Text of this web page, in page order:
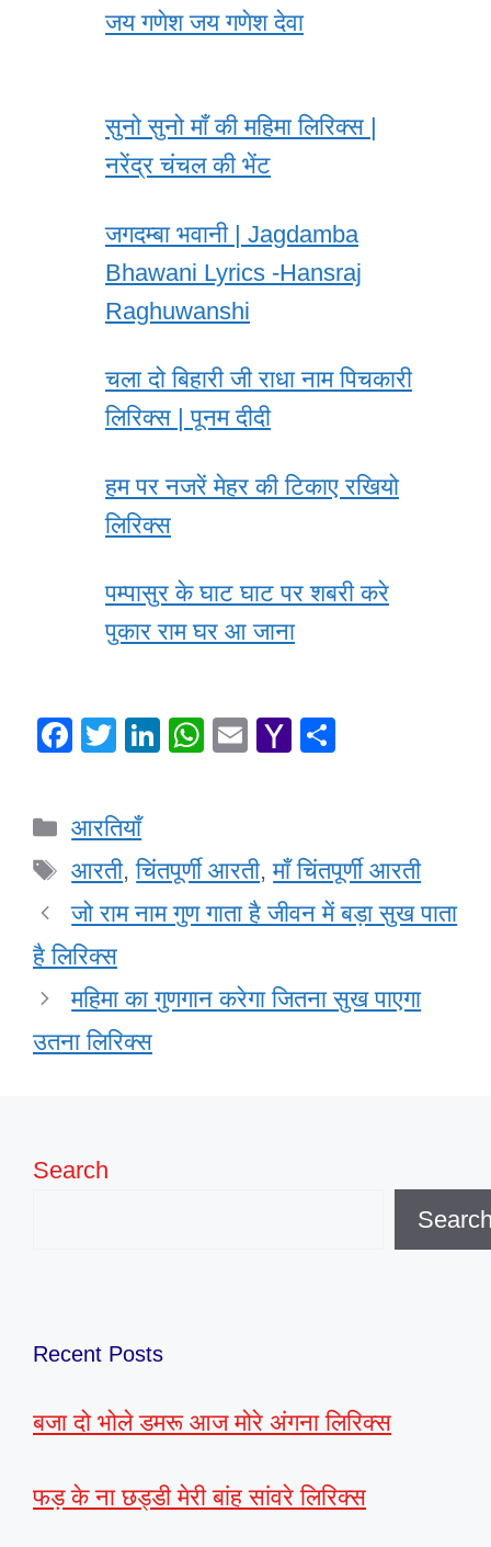
जय गणेश जय गणेश देवा
सुनो सुनो माँ की महिमा लिरिक्स |
नरेंद्र चंचल की भेंट
जगदम्बा भवानी | Jagdamba
Bhawani Lyrics -Hansraj
Raghuwanshi
चला दो बिहारी जी राधा नाम पिचकारी
लिरिक्स | पूनम दीदी
हम पर नजरें मेहर की टिकाए रखियो
लिरिक्स
पम्पासुर के घाट घाट पर शबरी करे
पुकार राम घर आ जाना
F
e
b
o
o
k
T
tt
er
Li
dI
n
W
A
p
E
Y
o
M
Categories
आरतियाँ
Tags
आरती,चिंतपूर्णी आरती,माँ चिंतपूर्णी आरती
जो राम नाम गुण गाता है जीवन में बड़ा सुख पाता
है लिरिक्स
महिमा का गुणगान करेगा जितना सुख पाएगा
उतना लिरिक्स
Search
Recent Posts
बजा दो भोले डमरू आज मोरे अंगना लिरिक्स
फड़ के ना छड्डी मेरी बांह सांवरे लिरिक्स